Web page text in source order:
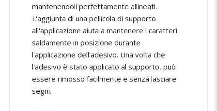
mantenendoli perfettamente allineati.
L'aggiunta di una pellicola di supporto
all'applicazione aiuta a mantenere i caratteri
saldamente in posizione durante
l'applicazione dell'adesivo. Una volta che
l'adesivo è stato applicato al supporto, può
essere rimosso facilmente e senza lasciare
segni.